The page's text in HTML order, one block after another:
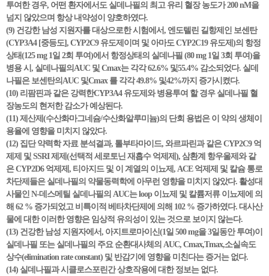
투여한 경우, 어떤 환자에서도 실데나필의 최고 유리 혈장 농도가 200 nM을
넘지 않았으며 항상 내약성이 양호하였다.
(9) 건강한 남성 지원자를 대상으로한 시험에서, 엔도텔린 길항제인 보센탄
(CYP3A4 [중등도], CYP2C9 유도제이며 및 아마도 CYP2C19 유도제)의 항정
상태(125 mg 1일 2회 투여)에서 항정상태의 실데나필 (80 mg 1일 3회 투여)을
병용 시, 실데나필의AUC 및 Cmax는 각각 62.6% 및55.4% 감소되었다. 실데
나필은 보센탄의AUC 및Cmax 를 각각 49.8% 및42%까지 증가시켰다.
(10) 리팜핀과 같은 강력한CYP3A4 유도제와 병용투여 할 경우 실데나필 혈
장농도의 현저한 감소가 예상된다.
(11) 제산제(수산화마그네슘/수산화알루미늄)의 단회 용법은 이 약의 생체이
용율에 영향을 미치지 않았다.
(12) 집단 약력학 자료 분석결과, 톨부타마이드, 와르파린과 같은 CYP2C9 억
제제 및 SSRI 제제(선택적 세로토닌 재흡수 억제제), 삼환계 항우울제와 같
은 CYP2D6 억제제, 티아지드 및 이 계열의 이뇨제, ACE 억제제 및 칼슘 통로
차단제들은 실데나필의 약물동력학에 아무런 영향을 미치지 않았다. 활성대
사물인 N-데스메틸 실데나필의 AUC는 loop 이뇨제 및 칼륨저류 이뇨제에 의
해 62 % 증가되었고 비특이적 베타차단제에 의해 102 % 증가하였다. 대사산
물에 대한 이러한 영향은 임상적 유의성이 있는 것으로 보이지 않는다.
(13) 건강한 남성 지원자에서, 아지트로마이신(1일 500 mg을 3일동안 투여)이
실데나필 또는 실데나필의 주요 순환대사체의 AUC, Cmax,Tmax,소실속도
상수(elimination rate constant) 및 반감기에 영향을 미친다는 증거는 없다.
(14) 실데나필과 시클로스포린간 상호작용에 대한 정보는 없다.